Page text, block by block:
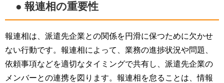
● 報連相の重要性
報連相は、派遣先企業との関係を円滑に保つために欠かせ
ない行動です。報連相によって、業務の進捗状況や問題、
依頼事項などを適切なタイミングで共有し、派遣先企業の
メンバーとの連携を図ります。報連相を怠ることは、情報